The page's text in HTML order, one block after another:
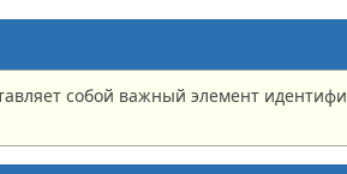
собой важный элемент